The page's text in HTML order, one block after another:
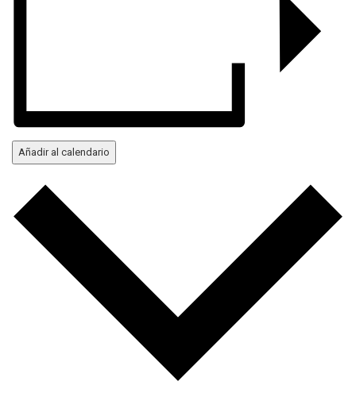
Añadir al calendario